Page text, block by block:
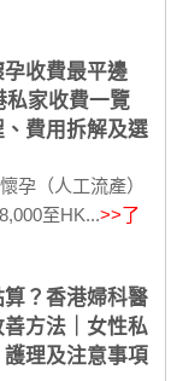
收費最平邊
私家收費一覽
、費用拆解及選
孕（人工流產）
至HK...>>了
？香港婦科醫
方法｜女性私
理及注意事項